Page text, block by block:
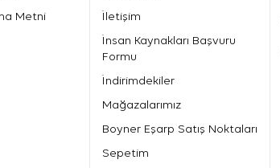
Metni
İletişim
İnsan Kaynakları Başvuru
Formu
İndirimdekiler
Mağazalarımız
Boyner Eşarp Satış Noktaları
Sepetim